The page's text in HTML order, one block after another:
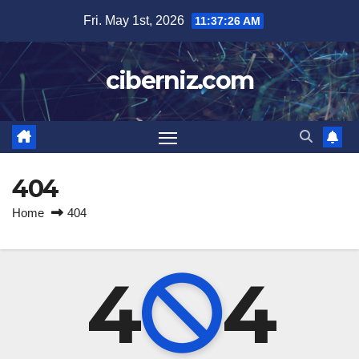
content
Fri. May 1st, 2026 11:37:26 AM
ciberniz.com
404
Home 404
4 4